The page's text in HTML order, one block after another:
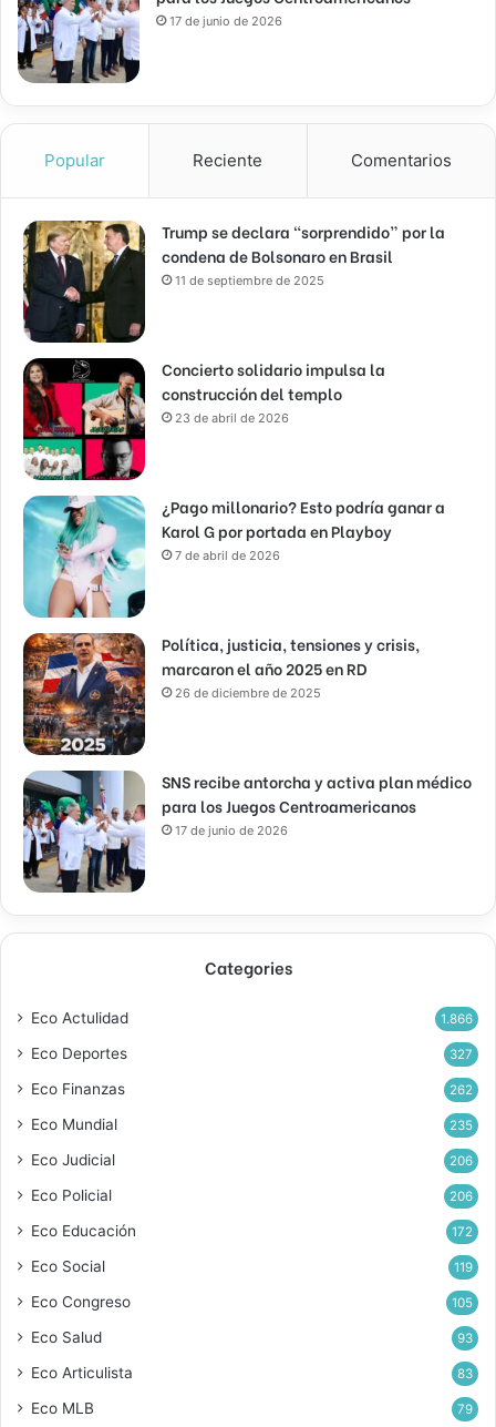
17 de junio de 2026
Popular Reciente Comentarios
Trump se declara “sorprendido” por la
condena de Bolsonaro en Brasil
11 de septiembre de 2025
Concierto solidario impulsa la
construcción del templo
23 de abril de 2026
¿Pago millonario? Esto podría ganar a
Karol G por portada en Playboy
7 de abril de 2026
Política, justicia, tensiones y crisis,
marcaron el año 2025 en RD
26 de diciembre de 2025
SNS recibe antorcha y activa plan médico
para los Juegos Centroamericanos
17 de junio de 2026
Categories
Eco Actulidad 1.866
Eco Deportes 327
Eco Finanzas 262
Eco Mundial 235
Eco Judicial 206
Eco Policial 206
Eco Educación 172
Eco Social 119
Eco Congreso 105
Eco Salud 93
Eco Articulista 83
Eco MLB 79